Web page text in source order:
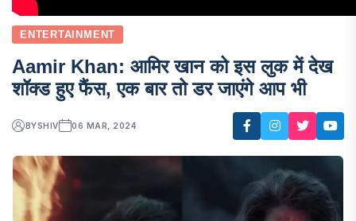
ENTERTAINMENT
Aamir Khan: आमिर खान को इस लुक में देख
शॉक्ड हुए फैंस, एक बार तो डर जाएंगे आप भी
BYSHIV 06 MAR, 2024